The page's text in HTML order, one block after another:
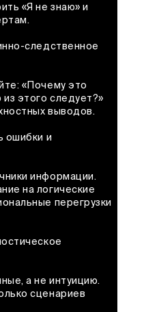
«Я не знаю» и
следственное
«Почему это
этого следует?»
выводов.
ошибки и
информации.
на логические
перегрузки
а не интуицию.
сценариев